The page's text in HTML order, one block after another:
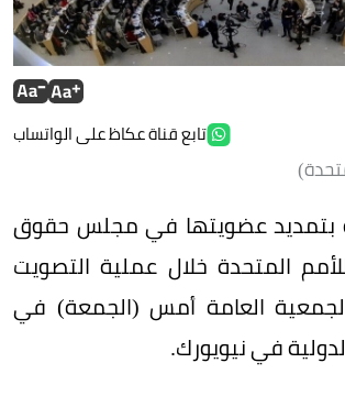
تابع قناة عكاظ على الواتساب
بتمديد عضويتها في مجلس حقوق
للأمم المتحدة خلال عملية التصويت
العامة أمس (الجمعة) في
في نيويورك.